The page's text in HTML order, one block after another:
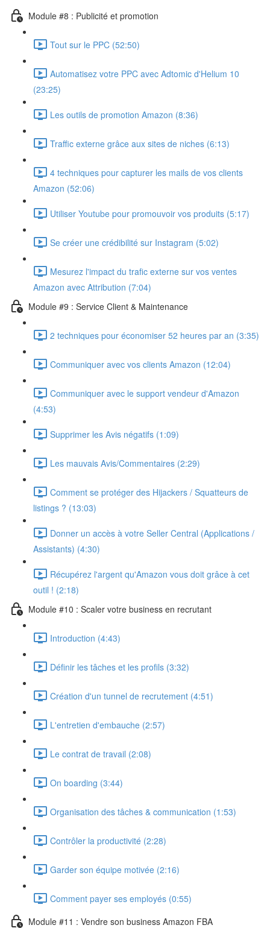
Module #8 : Publicité et promotion
Tout sur le PPC (52:50)
Automatisez votre PPC avec Adtomic d'Helium 10
(23:25)
Les outils de promotion Amazon (8:36)
Traffic externe grâce aux sites de niches (6:13)
4 techniques pour capturer les mails de vos clients
Amazon (52:06)
Utiliser Youtube pour promouvoir vos produits (5:17)
Se créer une crédibilité sur Instagram (5:02)
Mesurez l'impact du trafic externe sur vos ventes
Amazon avec Attribution (7:04)
Module #9 : Service Client & Maintenance
2 techniques pour économiser 52 heures par an (3:35)
Communiquer avec vos clients Amazon (12:04)
Communiquer avec le support vendeur d'Amazon
(4:53)
Supprimer les Avis négatifs (1:09)
Les mauvais Avis/Commentaires (2:29)
Comment se protéger des Hijackers / Squatteurs de
listings ? (13:03)
Donner un accès à votre Seller Central (Applications /
Assistants) (4:30)
Récupérez l'argent qu'Amazon vous doit grâce à cet
outil ! (2:18)
Module #10 : Scaler votre business en recrutant
Introduction (4:43)
Définir les tâches et les profils (3:32)
Création d'un tunnel de recrutement (4:51)
L'entretien d'embauche (2:57)
Le contrat de travail (2:08)
On boarding (3:44)
Organisation des tâches & communication (1:53)
Contrôler la productivité (2:28)
Garder son équipe motivée (2:16)
Comment payer ses employés (0:55)
Module #11 : Vendre son business Amazon FBA